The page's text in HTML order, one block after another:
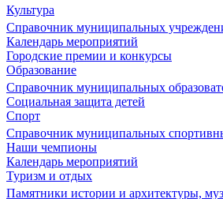
Культура
Справочник муниципальных
Календарь мероприятий
Городские премии и конкурсы
Образование
Справочник муниципальных
Социальная защита детей
Спорт
Справочник муниципальных
Наши чемпионы
Календарь мероприятий
Туризм и отдых
Памятники истории и архитектуры,